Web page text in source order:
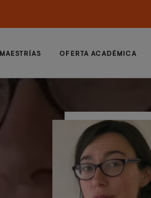
MAESTRÍAS OFERTA ACADÉMICA